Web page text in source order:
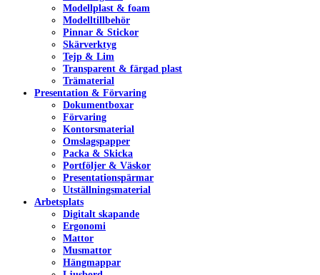
Modellplast & foam
Modelltillbehör
Pinnar & Stickor
Skärverktyg
Tejp & Lim
Transparent & färgad plast
Trämaterial
Presentation & Förvaring
Dokumentboxar
Förvaring
Kontorsmaterial
Omslagspapper
Packa & Skicka
Portföljer & Väskor
Presentationspärmar
Utställningsmaterial
Arbetsplats
Digitalt skapande
Ergonomi
Mattor
Musmattor
Hängmappar